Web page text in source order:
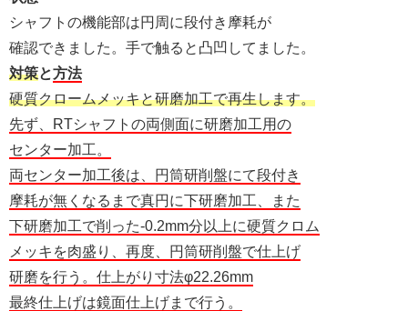
シャフトの機能部は円周に段付き摩耗が
確認できました。手で触ると凸凹してました。
対策と方法
硬質クロームメッキと研磨加工で再生します。
先ず、RTシャフトの両側面に研磨加工用の
センター加工。
両センター加工後は、円筒研削盤にて段付き
摩耗が無くなるまで真円に下研磨加工、また
下研磨加工で削った-0.2mm分以上に硬質クロム
メッキを肉盛り、再度、円筒研削盤で仕上げ
研磨を行う。仕上がり寸法φ22.26mm
最終仕上げは鏡面仕上げまで行う。